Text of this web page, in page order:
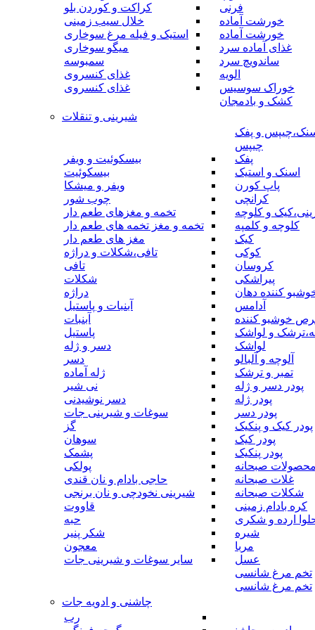
فرنی
خورشت آماده
خورشت آماده
غذای آماده سرد
ساندویچ سرد
الویه
خوراک سوسیس
کشک و بادمجان
کراکت و کوردن بلو
خلال سیب زمینی
استیک و فیله مرغ سوخاری
میگو سوخاری
سمبوسه
غذای کنسروی
غذای کنسروی
شیرینی و تنقلات
و پفک
چیپس
پفک
اسنک و استیک
پاپ کورن
کرانچی
و کلوچه
کلوچه و کلمپه
کیک
کوکی
کروسان
پیراشکی
کننده دهان
آدامس
خوشبو کننده
و لواشک
لواشک
آلوچه و آلبالو
تمبر و ترشک
پودر دسر و ژله
پودر ژله
پودر دسر
پودر کیک و پنکیک
پودر کیک
پودر پنکیک
محصولات صبحانه
غلات صبحانه
شکلات صبحانه
کره بادام زمینی
ارده و شکری
شیره
مربا
عسل
تخم مرغ شانسی
تخم مرغ شانسی
بیسکوئیت و ویفر
بیسکوئیت
ویفر و میشکا
چوب شور
تخمه و مغزهای طعم دار
تخمه و مغز تخمه های طعم دار
مغز های طعم دار
تافی،شکلات و دراژه
تافی
شکلات
دراژه
آبنبات و پاستیل
آبنبات
پاستیل
دسر و ژله
دسر
ژله آماده
نی شیر
دسر نوشیدنی
سوغات و شیرینی جات
گز
سوهان
پشمک
پولکی
حاجی بادام و نان قندی
شیرینی نخودچی و نان برنجی
قاووت
حبه
شکر پنیر
معجون
سایر سوغات و شیرینی جات
چاشنی و ادویه جات
رب